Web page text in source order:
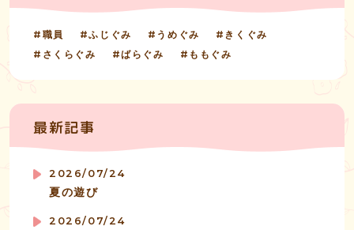
職員 ふじぐみ うめぐみ
きくぐみ
さくらぐみ
ばらぐみ ももぐみ
最新記事
2026/07/24
夏の遊び
2026/07/24